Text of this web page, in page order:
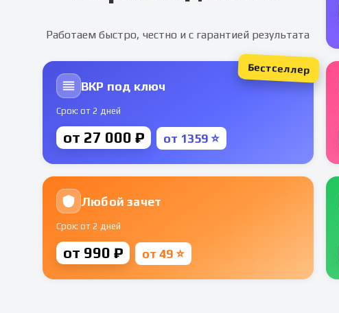
Работаем быстро, честно и с гарантией результата
ВКР под ключ
Срок: от 2 дней
от 27 000 ₽ от 1359 ⭐
Бестселлер
Любой зачет
Срок: от 2 дней
от 990 ₽ от 49 ⭐